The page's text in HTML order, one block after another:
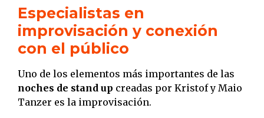
Especialistas en
improvisación y conexión
con el público
Uno de los elementos más importantes de las
noches de stand up creadas por Kristof y Maio
Tanzer es la improvisación.